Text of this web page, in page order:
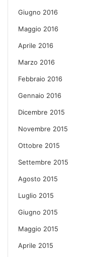
Giugno 2016
Maggio 2016
Aprile 2016
Marzo 2016
Febbraio 2016
Gennaio 2016
Dicembre 2015
Novembre 2015
Ottobre 2015
Settembre 2015
Agosto 2015
Luglio 2015
Giugno 2015
Maggio 2015
Aprile 2015